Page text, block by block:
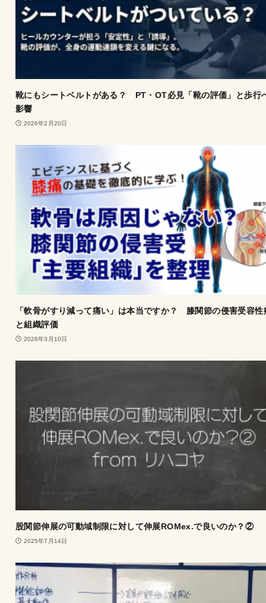
靴にもシートベルトがある？ PT・OT必見「靴の評価」と歩行
影響
2026年2月20日
「軟骨がすり減って痛い」は本当ですか？ 膝関節の侵害受容性
と組織評価
2026年3月10日
股関節伸展の可動域制限に対して伸展ROMex.で良いのか？②
2025年7月14日